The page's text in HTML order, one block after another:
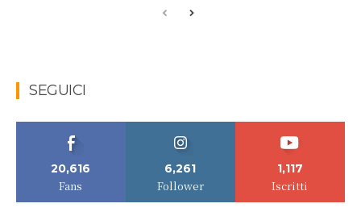
SEGUICI
20,616
Fans
6,261
Follower
1,117
Iscritti